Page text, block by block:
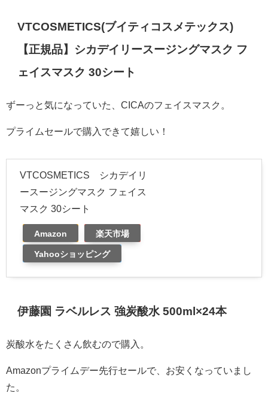
VTCOSMETICS(ブイティコスメテックス)
【正規品】シカデイリースージングマスク フ
ェイスマスク 30シート
ずーっと気になっていた、CICAのフェイスマスク。
プライムセールで購入できて嬉しい！
VTCOSMETICS シカデイリ
ースージングマスク フェイス
マスク 30シート
Amazon 楽天市場
Yahooショッピング
伊藤園 ラベルレス 強炭酸水 500ml×24本
炭酸水をたくさん飲むので購入。
Amazonプライムデー先行セールで、お安くなっていまし
た。